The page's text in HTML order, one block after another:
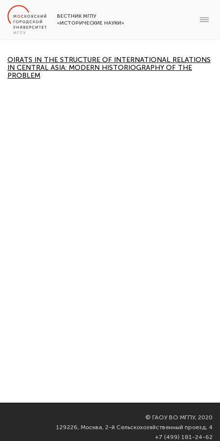
ВЕСТНИК МГПУ
«ИСТОРИЧЕСКИЕ НАУКИ»
OIRATS IN THE STRUCTURE OF INTERNATIONAL RELATIONS
IN CENTRAL ASIA: MODERN HISTORIOGRAPHY OF THE
PROBLEM
© ГАОУ ВО МГПУ, 2020
129226, Москва, 2-й Сельскохозяйственный проезд, 4
+7 (499) 181-24-62